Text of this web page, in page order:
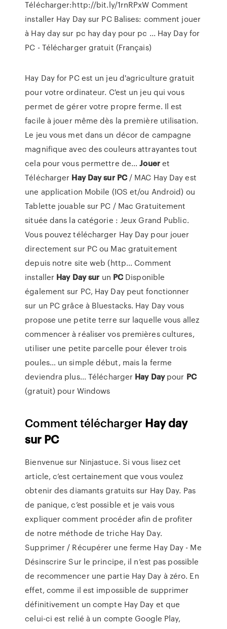
Télécharger:http://bit.ly/1rnRPxW Comment
installer Hay Day sur PC Balises: comment jouer
à Hay day sur pc hay day pour pc ... Hay Day for
PC - Télécharger gratuit (Français)
Hay Day for PC est un jeu d'agriculture gratuit
pour votre ordinateur. C'est un jeu qui vous
permet de gérer votre propre ferme. Il est
facile à jouer même dès la première utilisation.
Le jeu vous met dans un décor de campagne
magnifique avec des couleurs attrayantes tout
cela pour vous permettre de...Joueret
Télécharger Hay Daysur PC/ MAC Hay Day est
une application Mobile (IOS et/ou Android) ou
Tablette jouable sur PC / Mac Gratuitement
située dans la catégorie : Jeux Grand Public.
Vous pouvez télécharger Hay Day pour jouer
directement sur PC ou Mac gratuitement
depuis notre site web (http... Comment
installer Hay Daysur un PCDisponible
également sur PC, Hay Day peut fonctionner
sur un PC grâce à Bluestacks. Hay Day vous
propose une petite terre sur laquelle vous allez
commencer à réaliser vos premières cultures,
utiliser une petite parcelle pour élever trois
poules… un simple début, mais la ferme
deviendra plus... Télécharger Hay Daypour PC
(gratuit) pour Windows
Comment télécharger Hayday
sur PC
Bienvenue sur Ninjastuce. Si vous lisez cet
article, c’est certainement que vous voulez
obtenir des diamants gratuits sur Hay Day. Pas
de panique, c’est possible et je vais vous
expliquer comment procéder afin de profiter
de notre méthode de triche Hay Day.
Supprimer / Récupérer une ferme Hay Day - Me
Désinscrire Sur le principe, il n’est pas possible
de recommencer une partie Hay Day à zéro. En
effet, comme il est impossible de supprimer
définitivement un compte Hay Day et que
celui-ci est relié à un compte Google Play,